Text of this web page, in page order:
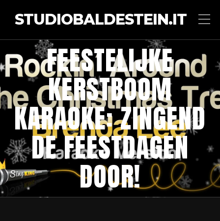
STUDIOBALDESTEIN.IT
FEESTELIJKE
KERSTBOOM
KARAOKE: ZINGEND
DE FEESTDAGEN
DOOR!